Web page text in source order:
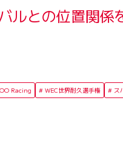
ルとの位置関係
Racing WEC世界耐久選手権 ス